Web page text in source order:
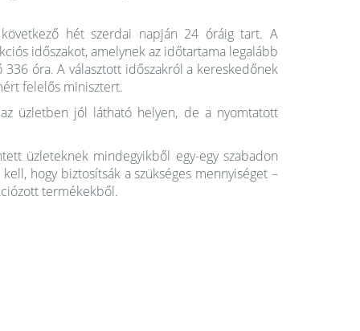
hét szerdai napján 24 óráig tart. A
időszakot, amelynek az időtartama legalább
óra. A választott időszakról a kereskedőnek
felelős minisztert.
üzletben jól látható helyen, de a nyomtatott
üzleteknek mindegyikből egy-egy szabadon
hogy biztosítsák a szükséges mennyiséget –
termékekből.